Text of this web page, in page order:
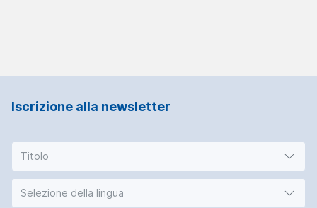
Iscrizione alla newsletter
Titolo
Selezione della lingua